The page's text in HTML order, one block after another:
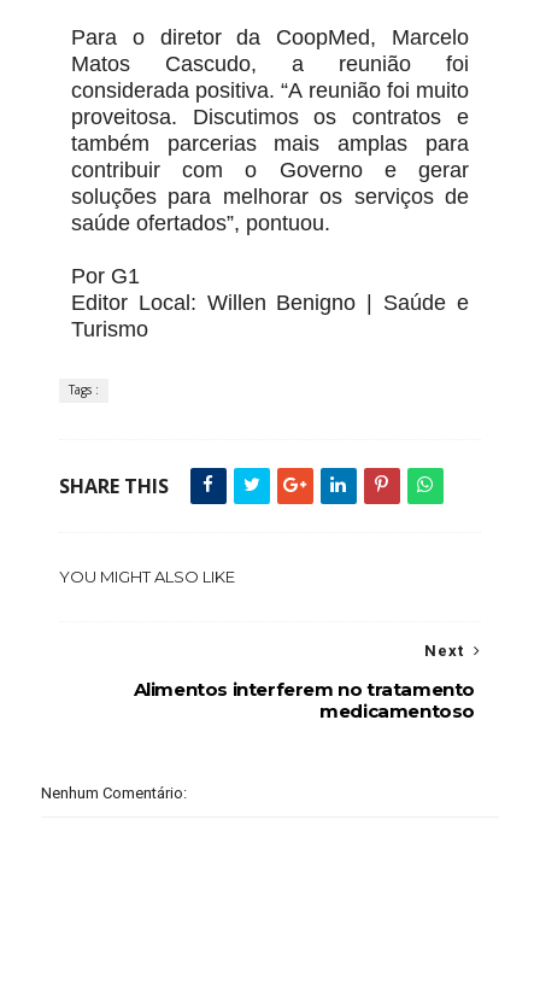
Para o diretor da CoopMed, Marcelo
Matos Cascudo, a reunião foi
considerada positiva. “A reunião foi muito
proveitosa. Discutimos os contratos e
também parcerias mais amplas para
contribuir com o Governo e gerar
soluções para melhorar os serviços de
saúde ofertados”, pontuou.
Por G1
Editor Local: Willen Benigno | Saúde e
Turismo
Tags :
SHARE THIS
YOU MIGHT ALSO LIKE
Next
Alimentos interferem no tratamento
medicamentoso
Nenhum Comentário: